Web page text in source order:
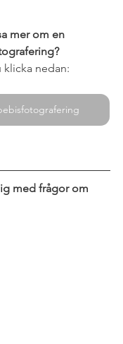
mer om en
klicka nedan:
med frågor om